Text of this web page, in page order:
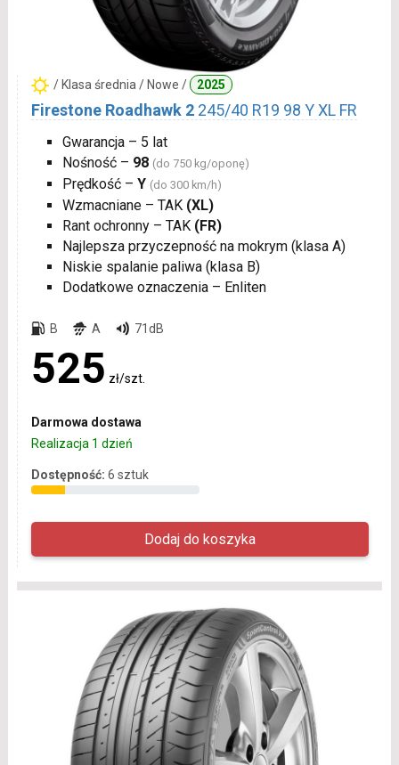
/ Klasa średnia / Nowe / 2025
Firestone Roadhawk 2 245/40 R19 98 Y XL FR
Gwarancja – 5 lat
Nośność – 98 (do 750 kg/oponę)
Prędkość – Y (do 300 km/h)
Wzmacniane – TAK (XL)
Rant ochronny – TAK (FR)
Najlepsza przyczepność na mokrym (klasa A)
Niskie spalanie paliwa (klasa B)
Dodatkowe oznaczenia – Enliten
B A 71dB
525 zł/szt.
Darmowa dostawa
Realizacja 1 dzień
Dostępność: 6 sztuk